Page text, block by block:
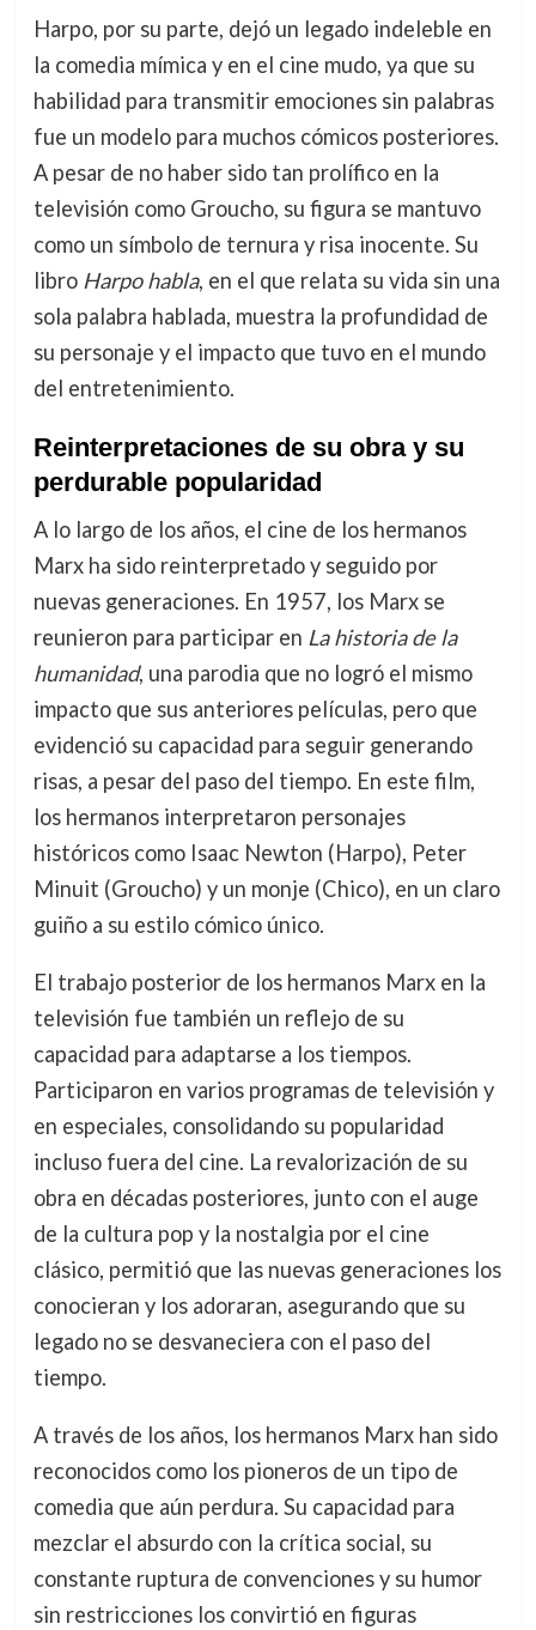
Harpo, por su parte, dejó un legado indeleble en
la comedia mímica y en el cine mudo, ya que su
habilidad para transmitir emociones sin palabras
fue un modelo para muchos cómicos posteriores.
A pesar de no haber sido tan prolífico en la
televisión como Groucho, su figura se mantuvo
como un símbolo de ternura y risa inocente. Su
libro Harpo habla, en el que relata su vida sin una
sola palabra hablada, muestra la profundidad de
su personaje y el impacto que tuvo en el mundo
del entretenimiento.
Reinterpretaciones de su obra y su
perdurable popularidad
A lo largo de los años, el cine de los hermanos
Marx ha sido reinterpretado y seguido por
nuevas generaciones. En 1957, los Marx se
reunieron para participar en La historia de la
humanidad, una parodia que no logró el mismo
impacto que sus anteriores películas, pero que
evidenció su capacidad para seguir generando
risas, a pesar del paso del tiempo. En este film,
los hermanos interpretaron personajes
históricos como Isaac Newton (Harpo), Peter
Minuit (Groucho) y un monje (Chico), en un claro
guiño a su estilo cómico único.
El trabajo posterior de los hermanos Marx en la
televisión fue también un reflejo de su
capacidad para adaptarse a los tiempos.
Participaron en varios programas de televisión y
en especiales, consolidando su popularidad
incluso fuera del cine. La revalorización de su
obra en décadas posteriores, junto con el auge
de la cultura pop y la nostalgia por el cine
clásico, permitió que las nuevas generaciones los
conocieran y los adoraran, asegurando que su
legado no se desvaneciera con el paso del
tiempo.
A través de los años, los hermanos Marx han sido
reconocidos como los pioneros de un tipo de
comedia que aún perdura. Su capacidad para
mezclar el absurdo con la crítica social, su
constante ruptura de convenciones y su humor
sin restricciones los convirtió en figuras